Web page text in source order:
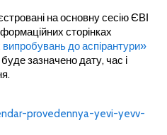
на основну сесію ЄВІ
сторінках
до аспірантури»
зазначено дату, час і
provedennya-yevi-yevv-